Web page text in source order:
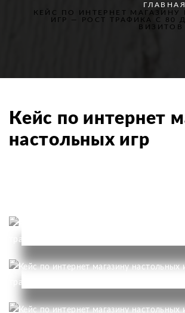
ГЛАВНАЯ
КЕЙС ПО ИНТЕРНЕТ МАГАЗИНУ
ИГР — РОСТ ТРАФИКА С 80
ВИЗИТОВ
Кейс по интернет
настольных игр